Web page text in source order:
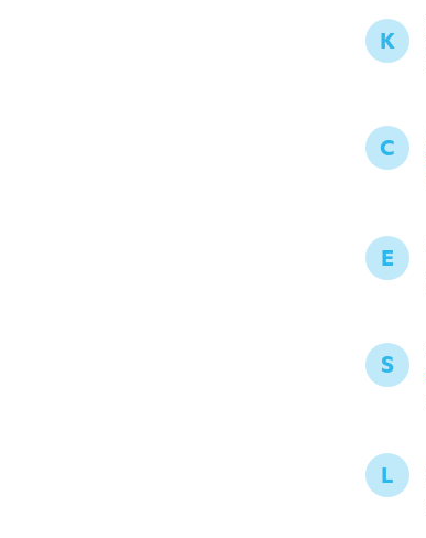
K
C
E
S
L